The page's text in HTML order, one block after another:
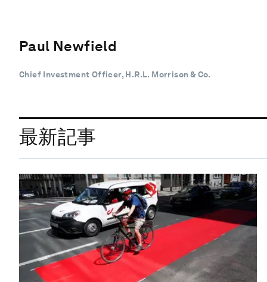
Paul Newfield
Chief Investment Officer, H.R.L. Morrison & Co.
最新記事